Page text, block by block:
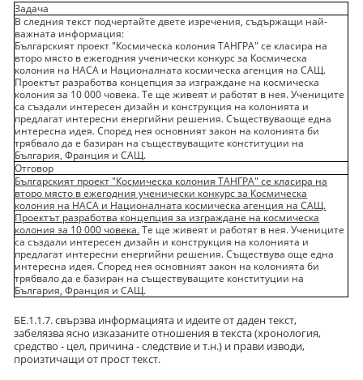
Задача
В следния текст подчертайте двете изречения, съдържащи най-
важната информация:
Българският проект "Космическа колония ТАНГРА" се класира на
второ място в ежегодния ученически конкурс за Космическа
колония на НАСА и Националната космическа агенция на САЩ.
Проектът разработва концепция за изграждане на космическа
колония за 10 000 човека. Те ще живеят и работят в нея. Учениците
са създали интересен дизайн и конструкция на колонията и
предлагат интересни енергийни решения. Съществуваоще една
интересна идея. Според нея основният закон на колонията би
трябвало да е базиран на съществуващите конституции на
България, Франция и САЩ.
Отговор
Българският проект "Космическа колония ТАНГРА" се класира на
второ място в ежегодния ученически конкурс за Космическа
колония на НАСА и Националната космическа агенция на САЩ.
Проектът разработва концепция за изграждане на космическа
колония за 10 000 човека. Те ще живеят и работят в нея. Учениците
са създали интересен дизайн и конструкция на колонията и
предлагат интересни енергийни решения. Съществува още една
интересна идея. Според нея основният закон на колонията би
трябвало да е базиран на съществуващите конституции на
България, Франция и САЩ.
БЕ.1.1.7. свързва информацията и идеите от даден текст,
забелязва ясно изказаните отношения в текста (хронология,
средство - цел, причина - следствие и т.н.) и прави изводи,
произтичащи от прост текст.